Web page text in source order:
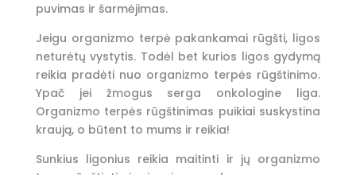
puvimas ir šarmėjimas.
Jeigu organizmo terpė pakankamai rūgšti, ligos
neturėtų vystytis. Todėl bet kurios ligos gydymą
reikia pradėti nuo organizmo terpės rūgštinimo.
Ypač jei žmogus serga onkologine liga.
Organizmo terpės rūgštinimas puikiai suskystina
kraują, o būtent to mums ir reikia!
Sunkius ligonius reikia maitinti ir jų organizmo